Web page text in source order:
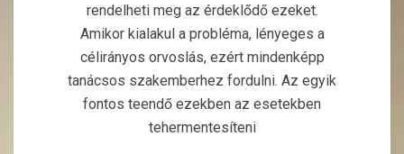
rendelheti meg az érdeklődő ezeket.
Amikor kialakul a probléma, lényeges a
célirányos orvoslás, ezért mindenképp
tanácsos szakemberhez fordulni. Az egyik
fontos teendő ezekben az esetekben
tehermentesíteni